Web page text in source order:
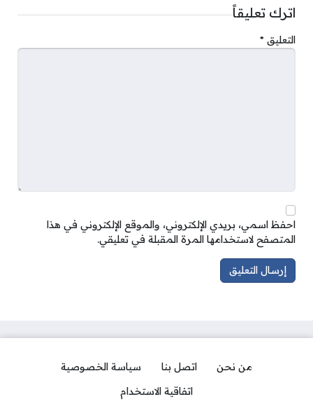
اترك تعليقاً
التعليق *
احفظ اسمي، بريدي الإلكتروني، والموقع الإلكتروني في هذا
المتصفح لاستخدامها المرة المقبلة في تعليقي.
من نحن اتصل بنا
سياسة الخصوصية
اتفاقية الاستخدام